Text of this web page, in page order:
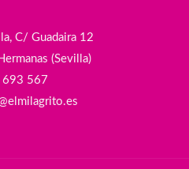
C/ Guadaira 12
(Sevilla)
693 567